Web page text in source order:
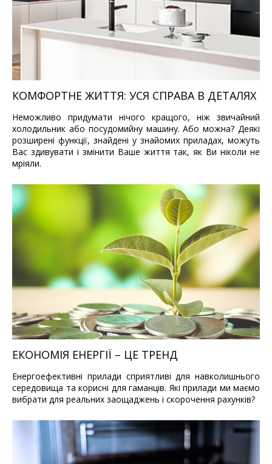
КОМФОРТНЕ ЖИТТЯ: УСЯ СПРАВА В ДЕТАЛЯХ
Неможливо придумати нічого кращого, ніж звичайний
холодильник або посудомийну машину. Або можна? Деякі
розширені функції, знайдені у знайомих приладах, можуть
Вас здивувати і змінити Ваше життя так, як Ви ніколи не
мріяли.
ЕКОНОМІЯ ЕНЕРГІЇ – ЦЕ ТРЕНД
Енергоефективні прилади сприятливі для навколишнього
середовища та корисні для гаманців. Які прилади ми маємо
вибрати для реальних заощаджень і скорочення рахунків?